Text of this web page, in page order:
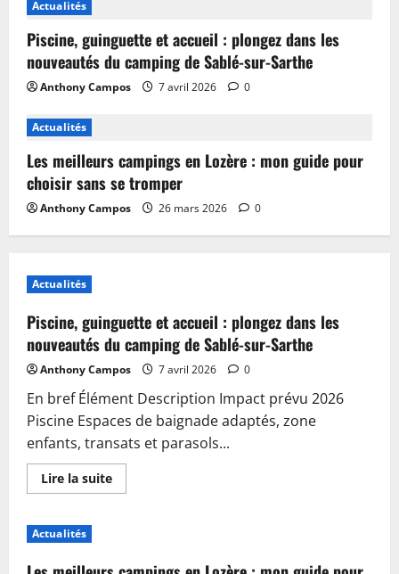
Actualités
Piscine, guinguette et accueil : plongez dans les
nouveautés du camping de Sablé-sur-Sarthe
Anthony Campos 7 avril 2026 0
Actualités
Les meilleurs campings en Lozère : mon guide pour
choisir sans se tromper
Anthony Campos 26 mars 2026 0
Actualités
Piscine, guinguette et accueil : plongez dans les
nouveautés du camping de Sablé-sur-Sarthe
Anthony Campos 7 avril 2026 0
En bref Élément Description Impact prévu 2026
Piscine Espaces de baignade adaptés, zone
enfants, transats et parasols...
Lire la suiteEn
savoir
accueil
Actualités